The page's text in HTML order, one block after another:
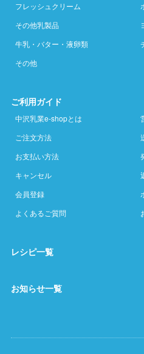
フレッシュクリーム
その他乳製品
牛乳・バター・液卵類
その他
ご利用ガイド
中沢乳業e-shopとは
ご注文方法
お支払い方法
キャンセル
会員登録
よくあるご質問
レシピ一覧
お知らせ一覧